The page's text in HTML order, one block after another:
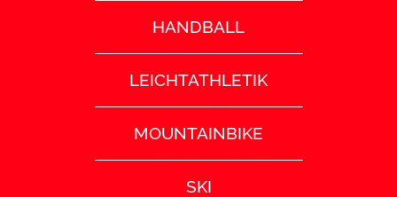
HANDBALL
LEICHTATHLETIK
MOUNTAINBIKE
SKI